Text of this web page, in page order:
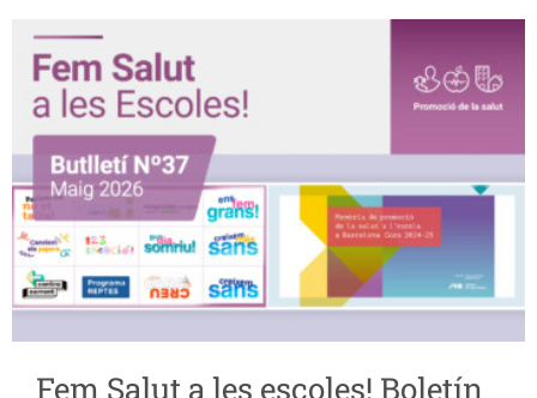
Fem Salut a les escoles! Boletín